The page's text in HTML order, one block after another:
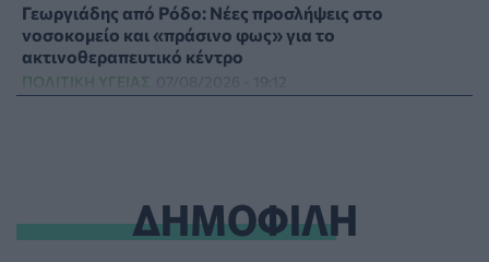
Γεωργιάδης από Ρόδο: Νέες προσλήψεις στο
νοσοκομείο και «πράσινο φως» για το
ακτινοθεραπευτικό κέντρο
ΠΟΛΙΤΙΚΉ ΥΓΕΊΑΣ 07/08/2026 - 19:12
Τι μπορεί να μας διδάξει η νέα ταινία του Spider-Man
ΔΗΜΟΦΙΛΗ